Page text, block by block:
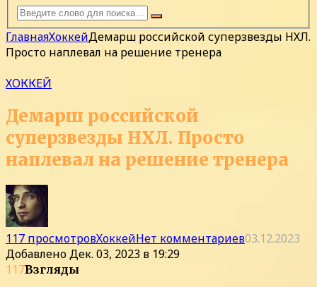
ГлавнаяХоккейДемарш российской суперзвезды НХЛ.
Просто наплевал на решение тренера
ХОККЕЙ
Демарш российской
суперзвезды НХЛ. Просто
наплевал на решение тренера
117 просмотровХоккейНет комментариев03.12.2023
ДобавленоДек. 03, 2023 в 19:29
117Взгляды